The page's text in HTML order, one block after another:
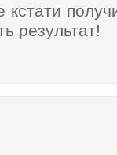
результат!